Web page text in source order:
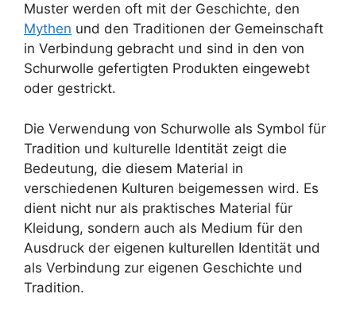
Muster werden oft mit der Geschichte, den
Mythen und den Traditionen der Gemeinschaft
in Verbindung gebracht und sind in den von
Schurwolle gefertigten Produkten eingewebt
oder gestrickt.
Die Verwendung von Schurwolle als Symbol für
Tradition und kulturelle Identität zeigt die
Bedeutung, die diesem Material in
verschiedenen Kulturen beigemessen wird. Es
dient nicht nur als praktisches Material für
Kleidung, sondern auch als Medium für den
Ausdruck der eigenen kulturellen Identität und
als Verbindung zur eigenen Geschichte und
Tradition.